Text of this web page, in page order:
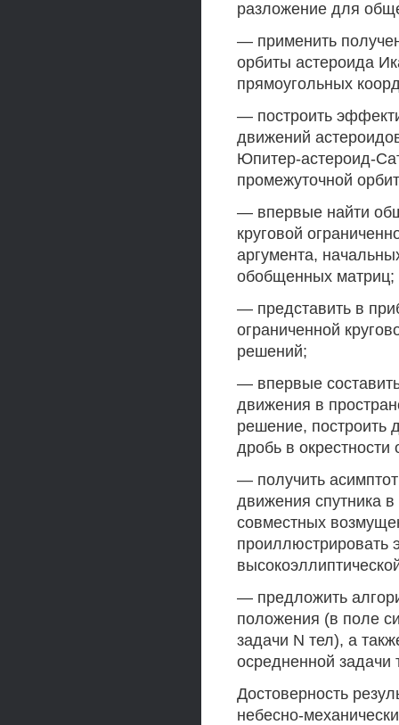
разложение для
— применить
орбиты астероида
прямоугольных
— построить
движений
Юпитер-астероид-
промежуточной
— впервые найти
круговой
аргумента,
обобщенных матриц;
— представить в
ограниченной
решений;
— впервые
движения в
решение, построить
дробь в
— получить
движения спутника
совместных
проиллюстрировать
— предложить
положения (в поле
задачи N тел), а
осредненной задачи
Достоверность
небесно-